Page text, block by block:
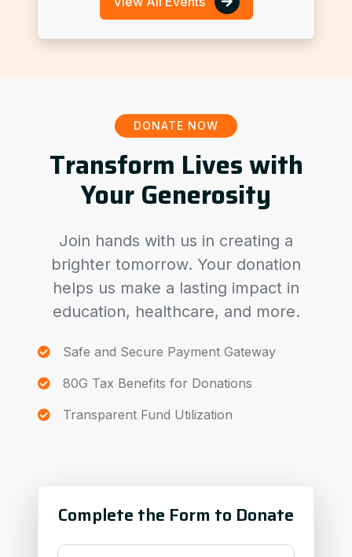
DONATE NOW
Transform Lives with
Your Generosity
Join hands with us in creating a
brighter tomorrow. Your donation
helps us make a lasting impact in
education, healthcare, and more.
Safe and Secure Payment Gateway
80G Tax Benefits for Donations
Transparent Fund Utilization
Complete the Form to Donate